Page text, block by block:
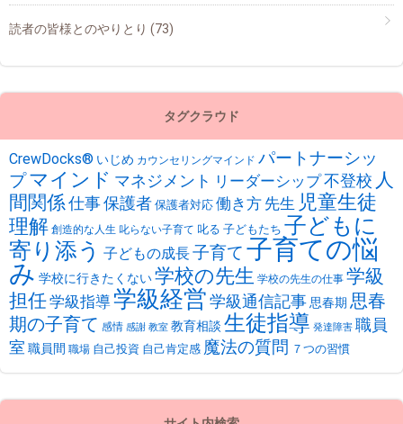
読者の皆様とのやりとり (73)
タグクラウド
CrewDocks®︎ いじめ カウンセリングマインド パートナーシッ
プマインド マネジメント リーダーシップ不登校 人
間関係 仕事保護者 保護者対応 働き方 先生 児童生徒
理解 創造的な人生 叱らない子育て 叱る 子どもたち 子どもに
寄り添う 子どもの成長子育て 子育ての悩
み 学校に行きたくない学校の先生 学校の先生の仕事 学級
担任学級指導学級経営学級通信記事思春期 思春
期の子育て 感情 感謝 教室 教育相談 生徒指導 発達障害 職員
室 職員間 職場 自己投資 自己肯定感 魔法の質問 ７つの習慣